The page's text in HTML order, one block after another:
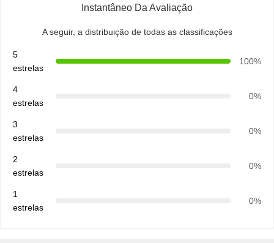
Instantâneo Da Avaliação
A seguir, a distribuição de todas as classificações
5
estrelas
100%
4
estrelas
0%
3
estrelas
0%
2
estrelas
0%
1
estrelas
0%